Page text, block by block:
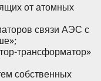
от атомных
связи АЭС с
трансформатор»
собственных